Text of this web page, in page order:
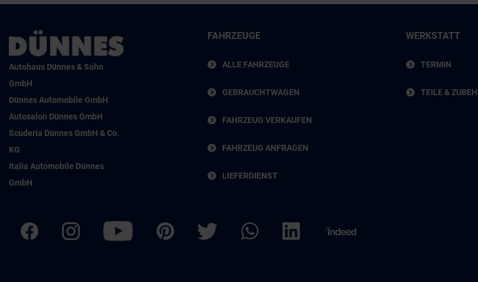
Autohaus Dünnes & Sohn
GmbH
Dünnes Automobile GmbH
Autosalon Dünnes GmbH
Scuderia Dünnes GmbH & Co.
KG
Italia Automobile Dünnes
GmbH
FAHRZEUGE
ALLE FAHRZEUGE
GEBRAUCHTWAGEN
FAHRZEUG VERKAUFEN
FAHRZEUG ANFRAGEN
LIEFERDIENST
WERKSTATT
TERMIN
TEILE &